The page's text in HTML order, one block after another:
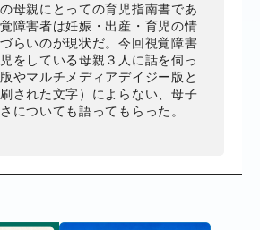
母親にとっての育児指南書であ
障害者は妊娠・出産・育児の情
らいのが現状だ。今回視覚障害
をしている母親３人に話を伺っ
やマルチメディアデイジー版と
された文字）によらない、母子
についても語ってもらった。